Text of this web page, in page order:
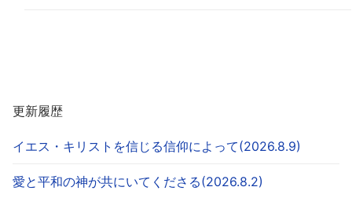
更新履歴
イエス・キリストを信じる信仰によって(2026.8.9)
愛と平和の神が共にいてくださる(2026.8.2)